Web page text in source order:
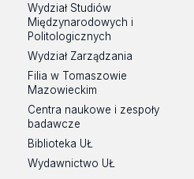
Wydział Studiów
Międzynarodowych i
Politologicznych
Wydział Zarządzania
Filia w Tomaszowie
Mazowieckim
Centra naukowe i zespoły
badawcze
Biblioteka UŁ
Wydawnictwo UŁ